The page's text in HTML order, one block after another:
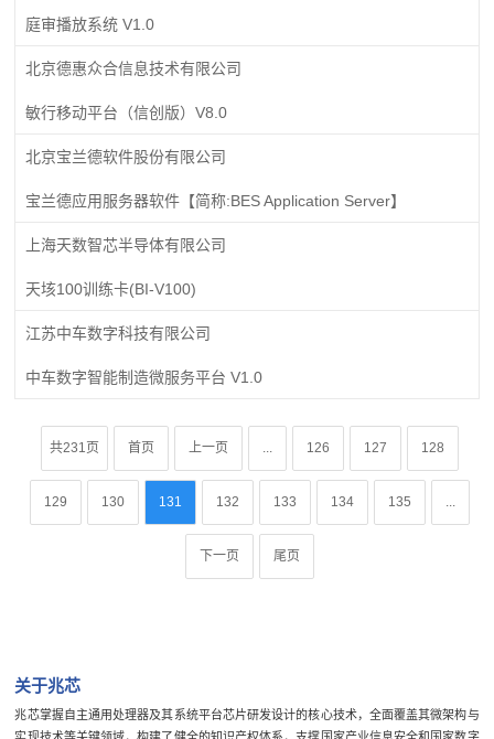
庭审播放系统 V1.0
北京德惠众合信息技术有限公司
敏行移动平台（信创版）V8.0
北京宝兰德软件股份有限公司
宝兰德应用服务器软件【简称:BES Application Server】
上海天数智芯半导体有限公司
天垓100训练卡(BI-V100)
江苏中车数字科技有限公司
中车数字智能制造微服务平台 V1.0
共231页 首页 上一页 126 127 128
129 130 131 132 133 134 135
下一页 尾页
关于兆芯
兆芯掌握自主通用处理器及其系统平台芯片研发设计的核心技术，全面覆盖其微架构与